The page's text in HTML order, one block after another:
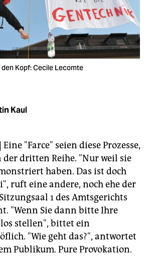
Kopf: Cecile Lecomte
Kaul
"Farce" seien diese Prozesse,
dritten Reihe. "Nur weil sie
haben. Das ist doch
ruft eine andere, noch ehe der
1 des Amtsgerichts
"Wenn Sie dann bitte Ihre
stellen", bittet ein
"Wie geht das?", antwortet
Publikum. Pure Provokation.